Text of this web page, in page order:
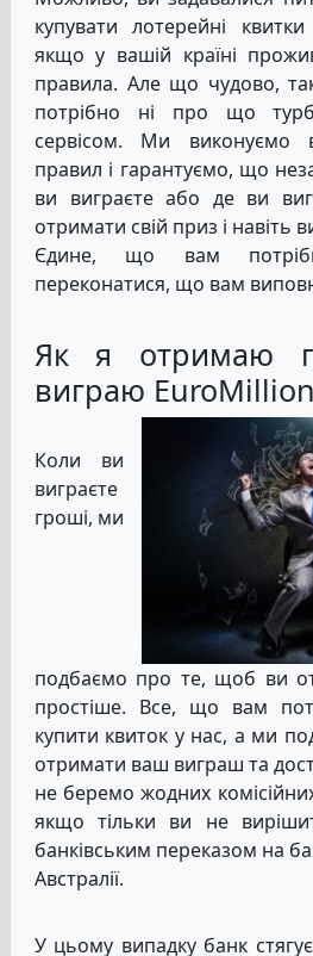
купувати лотерейні
якщо у вашій країні
правила. Але що чудово,
потрібно ні про що
сервісом. Ми виконуємо
правил і гарантуємо, що
ви виграєте або де ви
отримати свій приз і навіть
Єдине, що вам
переконатися, що вам
Як я отримаю
виграю
Коли ви
виграєте
гроші, ми
подбаємо про те, щоб ви
простіше. Все, що вам
купити квиток у нас, а ми
отримати ваш виграш та
не беремо жодних
якщо тільки ви не
банківським переказом на
Австралії.
У цьому випадку банк